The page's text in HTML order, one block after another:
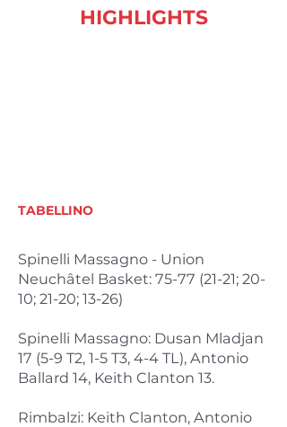
HIGHLIGHTS
TABELLINO
Spinelli Massagno - Union
Neuchâtel Basket: 75-77 (21-21; 20-
10; 21-20; 13-26)
Spinelli Massagno: Dusan Mladjan
17 (5-9 T2, 1-5 T3, 4-4 TL), Antonio
Ballard 14, Keith Clanton 13.
Rimbalzi: Keith Clanton, Antonio